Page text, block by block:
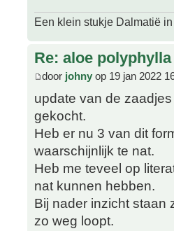
Een klein stukje Dalmatië
Re: aloe polyphylla
door johny op 19 jan 2022
update van de
gekocht.
Heb er nu 3 van dit
waarschijnlijk te nat.
Heb me teveel op
nat kunnen hebben.
Bij nader inzicht staan
zo weg loopt.